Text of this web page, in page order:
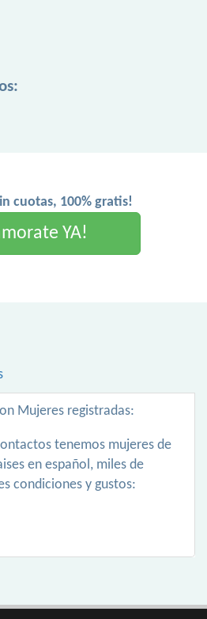
cuotas, 100% gratis!
YA!
Mujeres registradas:
tenemos mujeres de
en español, miles de
condiciones y gustos: